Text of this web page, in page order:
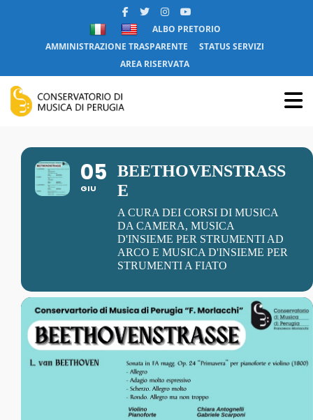
ALBO PRETORIO
AMMINISTRAZIONE TRASPARENTE
STATUS SERVIZI
AREA RISERVATA
05
GIU
BEETHOVENSTRASS
E
A CURA DEI CORSI DI MUSICA
DA CAMERA, MUSICA
D'INSIEME PER STRUMENTI AD
ARCO E MUSICA D'INSIEME PER
STRUMENTI A FIATO